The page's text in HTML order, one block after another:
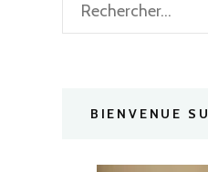
Rechercher :
BIENVENUE